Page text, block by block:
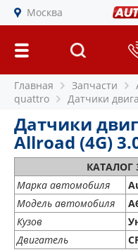
Москва
Главная Запчасти
quattro
Датчики
Датчики
Allroad (4G)
КАТАЛОГ
Марка автомобиля
Модель автомобиля
Кузов
Двигатель